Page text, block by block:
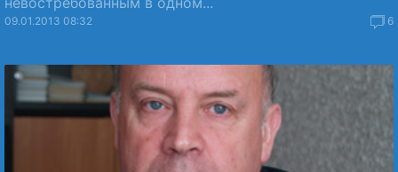
09.01.2013 08:32 6